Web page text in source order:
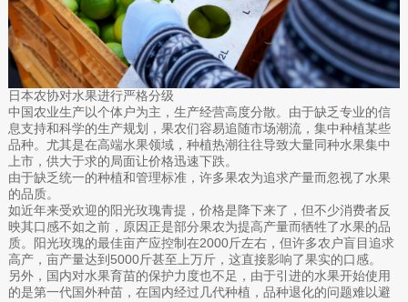
日本农协对水果进行严格分级
中国农业生产以个体户为主，生产经营高度分散。由于缺乏专业的信
息支持和科学的生产规划，果农们容易追随市场潮流，集中种植某些
品种。尤其是在高端水果领域，种植热潮往往导致大量同种水果集中
上市，供大于求的局面让价格迅速下跌。
由于缺乏统一的种植和管理标准，许多果农为追求产量而忽视了水果
的品质。
如近年来受欢迎的阳光玫瑰青提，价格是降下来了，但不少消费者反
映其口感不如之前，原因正是部分果农为提高产量而牺牲了水果的品
质。阳光玫瑰的最佳亩产应控制在2000斤左右，但许多农户盲目追求
高产，亩产量达到5000斤甚至上万斤，这直接影响了果实的口感。
另外，国内对水果育苗的保护力度也不足，由于引进的水果开始使用
的是第一代国外种苗，在国内经过几代种植，品种退化的问题难以避